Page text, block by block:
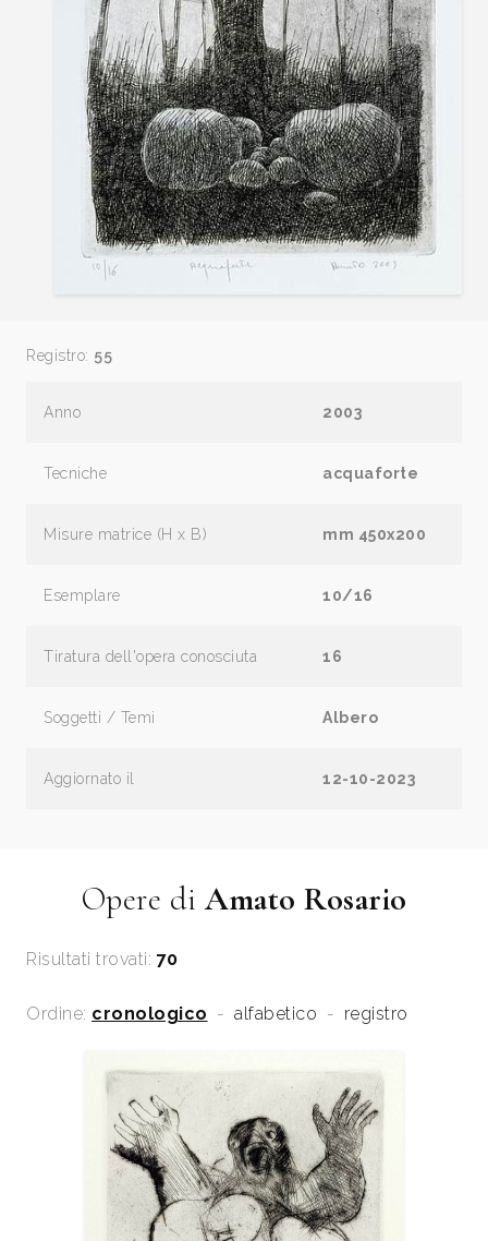
Registro: 55
Anno 2003
Tecniche acquaforte
Misure matrice (H x B) mm 450x200
Esemplare 10/16
Tiratura dell'opera conosciuta 16
Soggetti / Temi Albero
Aggiornato il 12-10-2023
Opere diAmato Rosario
Risultati trovati: 70
Ordine: cronologico - alfabetico - registro